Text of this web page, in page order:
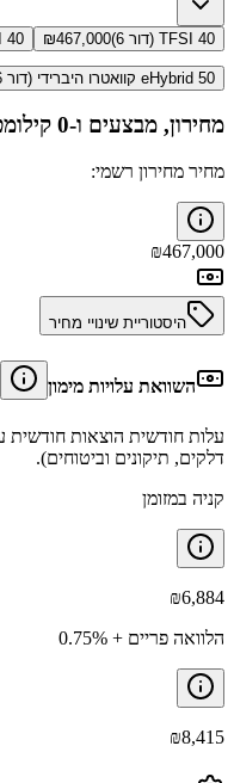
40 TFSI (דור 6) ₪467,000 40 TFSI פרימיום (דור 6)
50 eHybrid קוואטרו היברידי (דור 6)
מחירון, מבצעים ו-0 קילומטר
מחיר מחירון רשמי:
₪467,000
היסטוריית שינויי מחיר
השוואת עלויות מימון
דלקים, תיקונים וביטוחים).
קניה במזומן
₪6,884
הלוואה פריים + 0.75%
₪8,415